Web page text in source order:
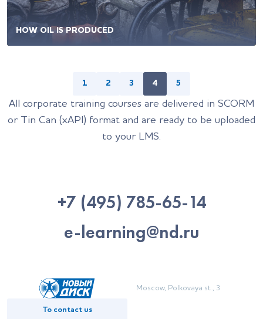
HOW OIL IS PRODUCED
1 2 3 4 5
All corporate training courses are delivered in SCORM
or Tin Can (xAPI) format and are ready to be uploaded
to your LMS.
+7 (495) 785-65-14
e-learning@nd.ru
Moscow, Polkovaya st., 3
To contact us